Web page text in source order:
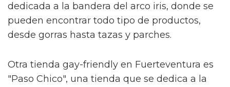
dedicada a la bandera del arco iris, donde se
pueden encontrar todo tipo de productos,
desde gorras hasta tazas y parches.
Otra tienda gay-friendly en Fuerteventura es
"Paso Chico", una tienda que se dedica a la